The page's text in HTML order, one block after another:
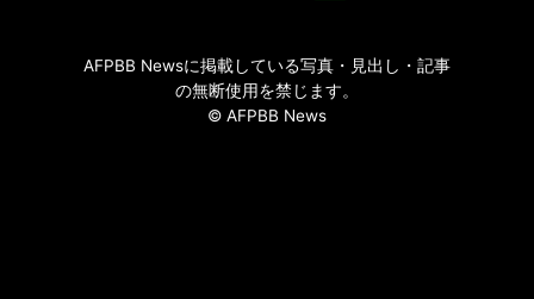
AFPBB Newsに掲載している写真・見出し・記事
の無断使用を禁じます。
© AFPBB News